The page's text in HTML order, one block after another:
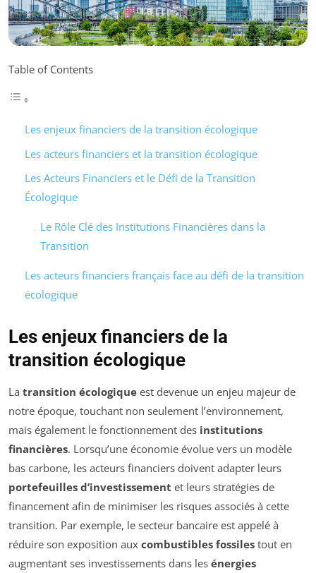
Table of Contents
Les enjeux financiers de la transition écologique
Les acteurs financiers et la transition écologique
Les Acteurs Financiers et le Défi de la Transition
Écologique
Le Rôle Clé des Institutions Financières dans la
Transition
Les acteurs financiers français face au défi de la transition
écologique
Les enjeux financiers de la
transition écologique
La transition écologique est devenue un enjeu majeur de
notre époque, touchant non seulement l’environnement,
mais également le fonctionnement des institutions
financières. Lorsqu’une économie évolue vers un modèle
bas carbone, les acteurs financiers doivent adapter leurs
portefeuilles d’investissement et leurs stratégies de
financement afin de minimiser les risques associés à cette
transition. Par exemple, le secteur bancaire est appelé à
réduire son exposition aux combustibles fossiles tout en
augmentant ses investissements dans les énergies